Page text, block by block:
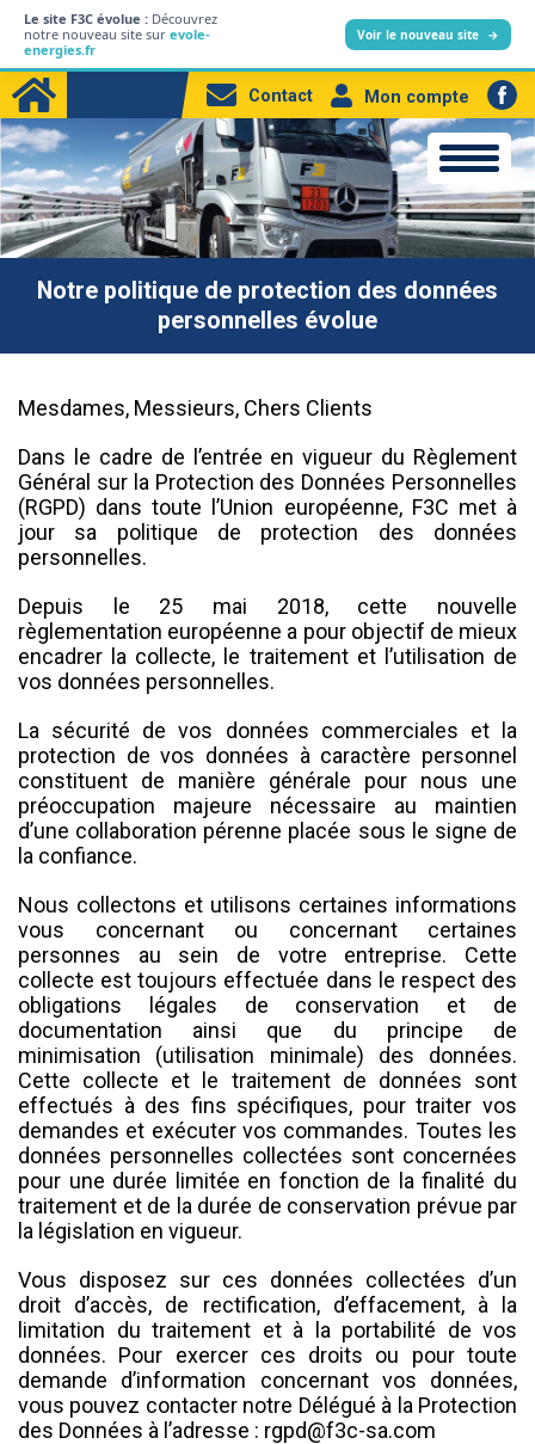
Le site F3C évolue : Découvrez
notre nouveau site sur evole-
energies.fr
Voir le nouveau site →
Professionnels
Produits
Station-service
Electricité
Contact Mon compte
Notre politique de protection des données
personnelles évolue
Mesdames, Messieurs, Chers Clients
Dans le cadre de l’entrée en vigueur du Règlement
Général sur la Protection des Données Personnelles
(RGPD) dans toute l’Union européenne, F3C met à
jour sa politique de protection des données
personnelles.
Depuis le 25 mai 2018, cette nouvelle
règlementation européenne a pour objectif de mieux
encadrer la collecte, le traitement et l’utilisation de
vos données personnelles.
La sécurité de vos données commerciales et la
protection de vos données à caractère personnel
constituent de manière générale pour nous une
préoccupation majeure nécessaire au maintien
d’une collaboration pérenne placée sous le signe de
la confiance.
Nous collectons et utilisons certaines informations
vous concernant ou concernant certaines
personnes au sein de votre entreprise. Cette
collecte est toujours effectuée dans le respect des
obligations légales de conservation et de
documentation ainsi que du principe de
minimisation (utilisation minimale) des données.
Cette collecte et le traitement de données sont
effectués à des fins spécifiques, pour traiter vos
demandes et exécuter vos commandes. Toutes les
données personnelles collectées sont concernées
pour une durée limitée en fonction de la finalité du
traitement et de la durée de conservation prévue par
la législation en vigueur.
Vous disposez sur ces données collectées d’un
droit d’accès, de rectification, d’effacement, à la
limitation du traitement et à la portabilité de vos
données. Pour exercer ces droits ou pour toute
demande d’information concernant vos données,
vous pouvez contacter notre Délégué à la Protection
des Données à l’adresse : rgpd@f3c-sa.com